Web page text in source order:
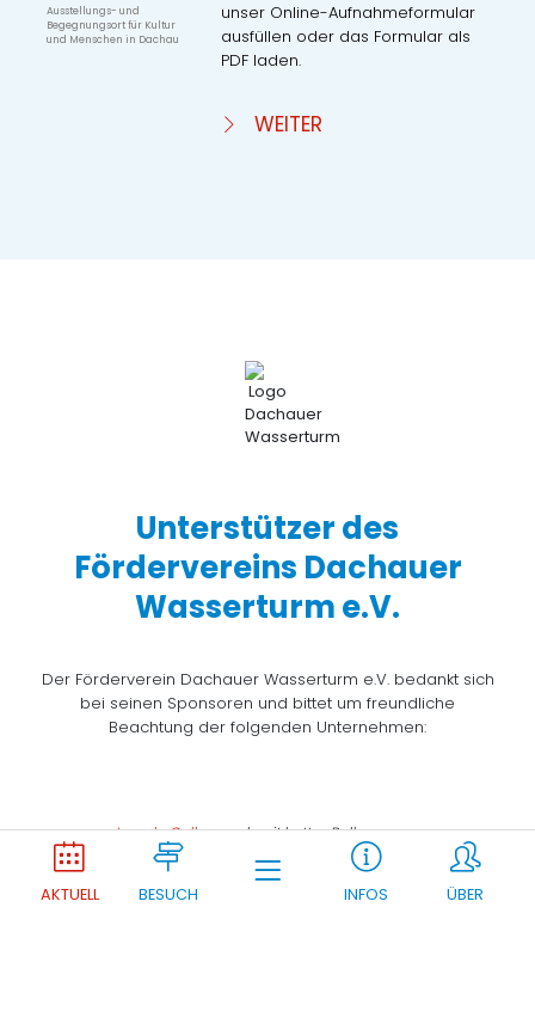
Ausstellungs- und
Begegnungsort für Kultur
und Menschen in Dachau
unser Online-Aufnahmeformular
ausfüllen oder das Formular als
PDF laden.
WEITER
Unterstützer des
Fördervereins Dachauer
Wasserturm e.V.
Der Förderverein Dachauer Wasserturm e.V. bedankt sich
bei seinen Sponsoren und bittet um freundliche
Beachtung der folgenden Unternehmen:
Joomla Gallerymakes it better. Balbooa.com
AKTUELL BESUCH INFOS ÜBER